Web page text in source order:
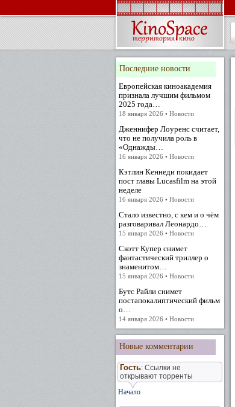
Последние новости
Европейская киноакадемия
признала лучшим фильмом
2025 года…
18 января 2026 • Новости
Дженнифер Лоуренс считает,
что не получила роль в
«Однажды…
16 января 2026 • Новости
Кэтлин Кеннеди покидает
пост главы Lucasfilm на этой
неделе
16 января 2026 • Новости
Стало известно, с кем и о чём
разговаривал Леонардо…
15 января 2026 • Новости
Скотт Купер снимет
фантастический триллер о
знаменитом…
15 января 2026 • Новости
Бутс Райли снимет
постапокалиптический фильм
о…
14 января 2026 • Новости
Новые комментарии
Гость: Ссылки не
открывают торренты
Начало